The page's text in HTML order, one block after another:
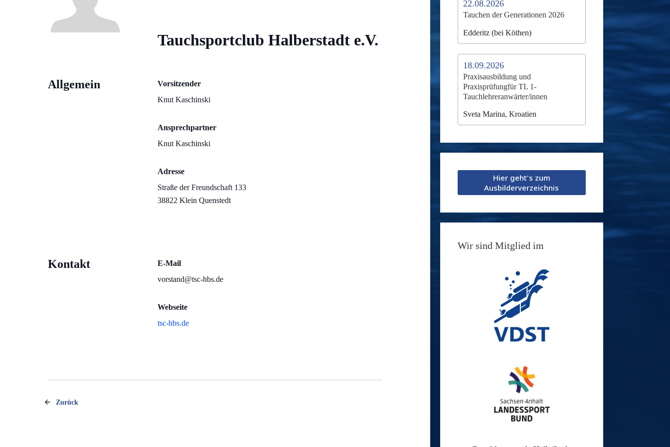
Tauchsportclub Halberstadt e.V.
Allgemein
Vorsitzender
Knut Kaschinski
Ansprechpartner
Knut Kaschinski
Adresse
Straße der Freundschaft 133
38822 Klein Quenstedt
Kontakt
E-Mail
vorstand@tsc-hbs.de
Webseite
tsc-hbs.de
Zurück
22.08.2026
Tauchen der Generationen 2026
Edderitz (bei Köthen)
18.09.2026
Praxisausbildung und
Praxisprüfungfür TL 1-
Tauchlehreranwärter/innen
Sveta Marina, Kroatien
Hier geht's zum
Ausbilderverzeichnis
Wir sind Mitglied im